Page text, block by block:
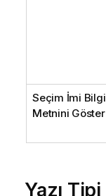
Seçim İmi Bilgi
Metnini Göster
Yazı Tipi